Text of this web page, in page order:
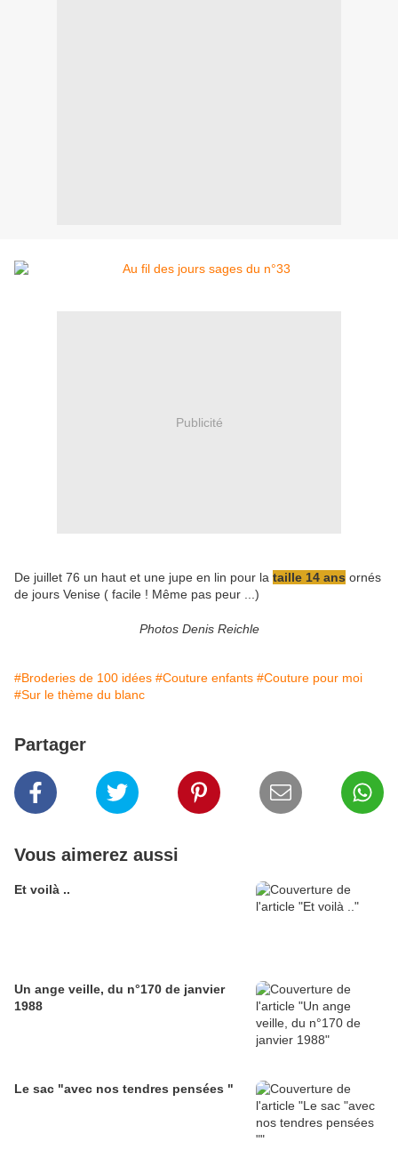
Publicité
De juillet 76 un haut et une jupe en lin pour la taille 14 ans ornés
de jours Venise ( facile ! Même pas peur ...)
Photos Denis Reichle
#Broderies de 100 idées #Couture enfants #Couture pour moi
#Sur le thème du blanc
Partager
Vous aimerez aussi
Et voilà ..
Un ange veille, du n°170 de janvier
1988
Le sac "avec nos tendres pensées "